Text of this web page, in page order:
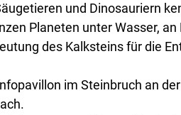
und Dinosauriern
Planeten unter Wasser,
des Kalksteins für die
im Steinbruch an